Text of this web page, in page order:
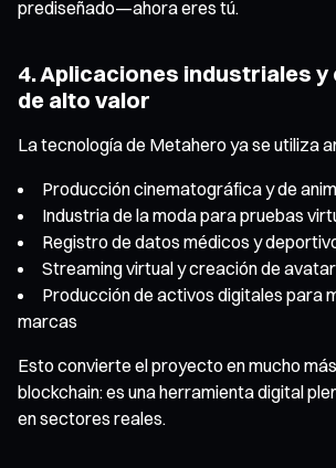
prediseñado—ahora eres tú.
4. Aplicaciones industriales
de alto valor
La tecnología de Metahero ya se utiliza
Producción cinematográfica y de
Industria de la moda para pruebas
Registro de datos médicos y
Streaming virtual y creación de
Producción de activos digitales para
marcas
Esto convierte el proyecto en mucho
blockchain: es una herramienta digital
en sectores reales.